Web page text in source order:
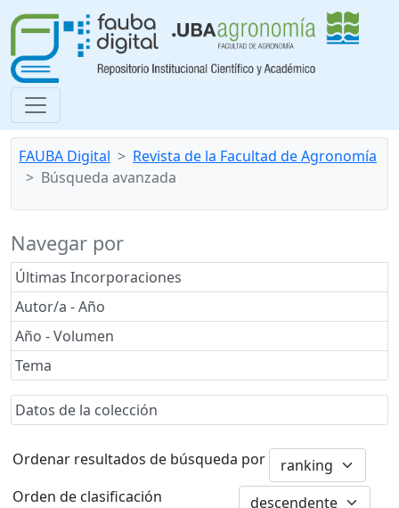
FAUBA Digital
Revista de la Facultad de Agronomía
Búsqueda avanzada
Navegar por
Últimas Incorporaciones
Autor/a - Año
Año - Volumen
Tema
Datos de la colección
Ordenar resultados de búsqueda por
Orden de clasificación